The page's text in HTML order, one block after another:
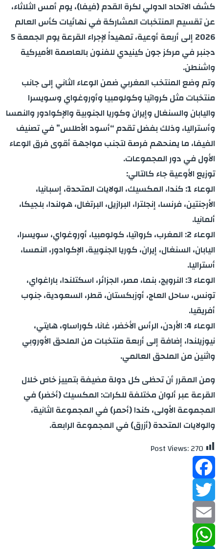
كشف الاتحاد الدولي لكرة القدم (فيفا)، يوم أمس الثلاثاء،
عن تقسيم المنتخبات المشاركة في نهائيات كأس العالم
2026 إلى أربعة أوعية، تمهيداً لإجراء القرعة يوم الجمعة 5
دجنبر في مركز جون كينيدي للفنون بالعاصمة الأميركية
واشنطن.
وتم وضع المنتخب المغربي ضمن الوعاء الثاني إلى جانب
منتخبات مثل كرواتيا وكولومبيا وأوروغواي وسويسرا
واليابان والسنغال وإيران وكوريا الجنوبية والإكوادور والنمسا
وأستراليا، وذلك بفضل تقدم “أسود الأطلس” في تصنيف
الفيفا، ما يمنحهم فرصة لتجنب مواجهة أقوى فرق الوعاء
الأول في دور المجموعات.
توزيع الأوعية جاء كالتالي:
الوعاء 1: كندا، المكسيك، الولايات المتحدة، إسبانيا،
الأرجنتين، فرنسا، إنجلترا، البرازيل، البرتغال، هولندا، بلجيكا،
ألمانيا.
الوعاء 2: المغرب، كرواتيا، كولومبيا، أوروغواي، سويسرا،
اليابان، السنغال، إيران، كوريا الجنوبية، الإكوادور، النمسا،
أستراليا.
الوعاء 3: النرويج، بنما، مصر، الجزائر، اسكتلندا، باراغواي،
تونس، ساحل العاج، أوزبكستان، قطر، السعودية، جنوب
أفريقيا.
الوعاء 4: الأردن، الرأس الأخضر، غانا، كوراساو، هايتي،
نيوزيلندا، إضافة إلى أربعة منتخبات من الملحق الأوروبي
واثنين من الملحق العالمي.
ومن المقرر أن تحظى كل دولة مضيفة بتمييز خاص خلال
القرعة عبر ألوان مختلفة للكرات: المكسيك (أخضر) في
المجموعة الأولى، كندا (أحمر) في المجموعة الثانية،
والولايات المتحدة (أزرق) في المجموعة الرابعة.
Post Views:270
Facebook
Twitter
Email